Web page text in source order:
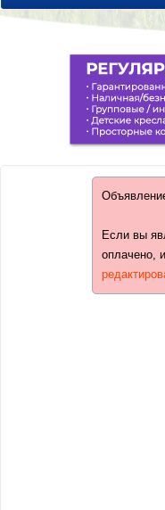
Если вы
оплачено,